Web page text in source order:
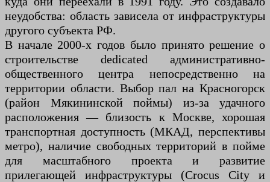
неудобства: область зависела от инфраструктуры
другого субъекта РФ.
В начале 2000-х годов было принято решение о
строительстве dedicated административно-
общественного центра непосредственно на
территории области. Выбор пал на Красногорск
(район Мякининской поймы) из-за удачного
расположения — близость к Москве, хорошая
транспортная доступность (МКАД, перспективы
метро), наличие свободных территорий в пойме
для масштабного проекта и развитие
прилегающей инфраструктуры (Crocus City и